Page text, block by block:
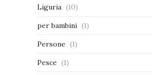
Liguria (10)
per bambini (1)
Persone (1)
Pesce (1)